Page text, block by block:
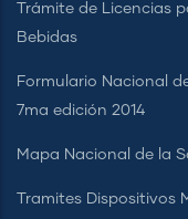
Trámite de Licencias
Bebidas
Formulario Nacional
7ma edición 2014
Mapa Nacional de la
Tramites Dispositivos